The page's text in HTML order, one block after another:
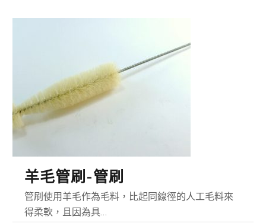
羊毛管刷-管刷
管刷使用羊毛作為毛料，比起同線徑的人工毛料來
得柔軟，且因為具…